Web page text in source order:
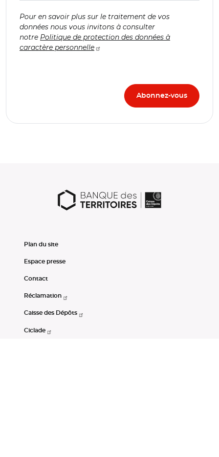
Pour en savoir plus sur le traitement de vos
données nous vous invitons à consulter
notre Politique de protection des données à
caractère personnelle
Plan du site
Espace presse
Contact
Réclamation
Caisse des Dépôts
Ciclade